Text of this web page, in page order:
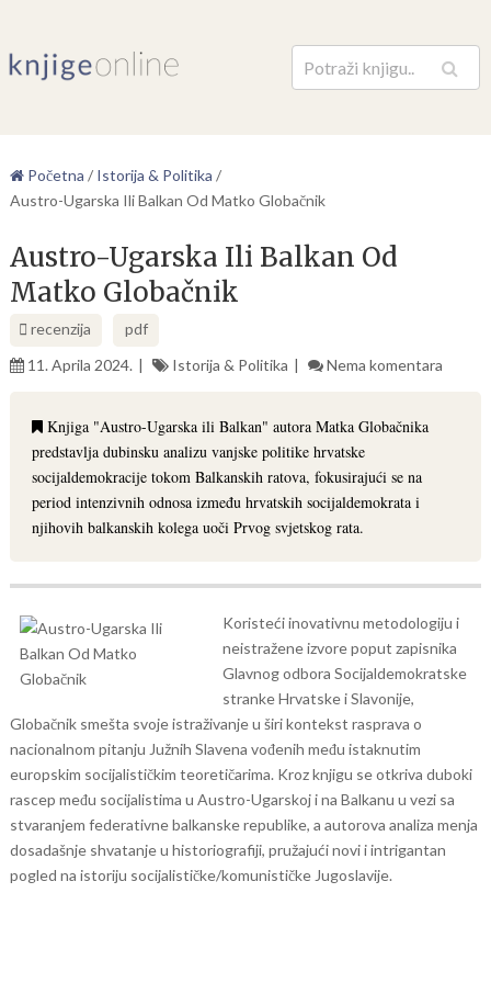
Pretraga
Početna / Istorija & Politika /
Austro-Ugarska Ili Balkan Od Matko Globačnik
Austro-Ugarska Ili Balkan Od
Matko Globačnik
recenzija
pdf
11. Aprila 2024.
Istorija & Politika Nema komentara
Knjiga "Austro-Ugarska ili Balkan" autora Matka Globačnika
predstavlja dubinsku analizu vanjske politike hrvatske
socijaldemokracije tokom Balkanskih ratova, fokusirajući se na
period intenzivnih odnosa između hrvatskih socijaldemokrata i
njihovih balkanskih kolega uoči Prvog svjetskog rata.
Koristeći inovativnu metodologiju i
neistražene izvore poput zapisnika
Glavnog odbora Socijaldemokratske
stranke Hrvatske i Slavonije,
Globačnik smešta svoje istraživanje u širi kontekst rasprava o
nacionalnom pitanju Južnih Slavena vođenih među istaknutim
europskim socijalističkim teoretičarima. Kroz knjigu se otkriva duboki
rascep među socijalistima u Austro-Ugarskoj i na Balkanu u vezi sa
stvaranjem federativne balkanske republike, a autorova analiza menja
dosadašnje shvatanje u historiografiji, pružajući novi i intrigantan
pogled na istoriju socijalističke/komunističke Jugoslavije.